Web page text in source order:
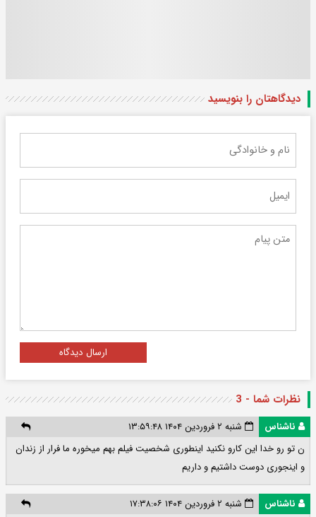
دیدگاهتان را بنویسید
ارسال دیدگاه
نظرات شما - 3
ناشناس
شنبه ۲ فروردین ۱۴۰۴ ۱۳:۵۹:۴۸
ن تو رو خدا این کارو نکنید اینطوری شخصیت فیلم بهم میخوره ما فرار از زندان
و اینجوری دوست داشتیم و داریم
ناشناس
شنبه ۲ فروردین ۱۴۰۴ ۱۷:۳۸:۰۶